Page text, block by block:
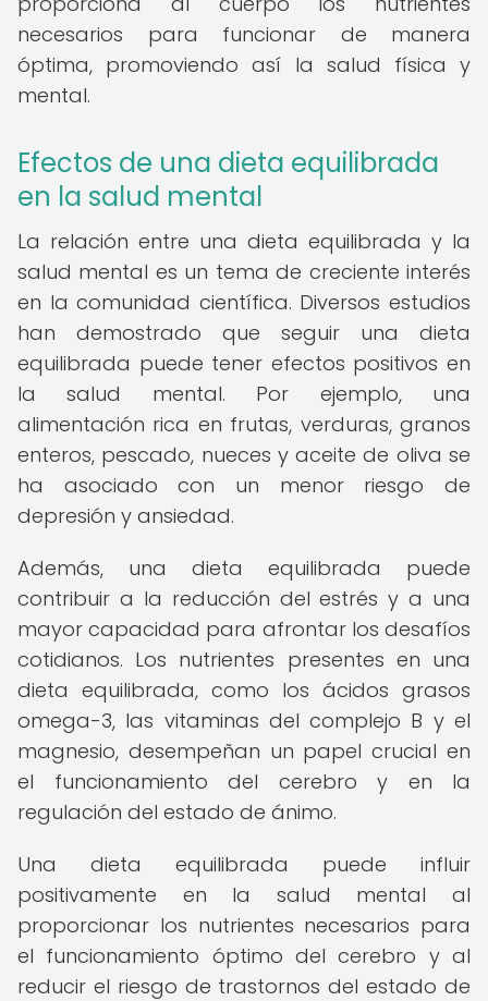
necesarios para funcionar de manera
óptima, promoviendo así la salud física y
mental.
Efectos de una dieta equilibrada
en la salud mental
La relación entre una dieta equilibrada y la
salud mental es un tema de creciente interés
en la comunidad científica. Diversos estudios
han demostrado que seguir una dieta
equilibrada puede tener efectos positivos en
la salud mental. Por ejemplo, una
alimentación rica en frutas, verduras, granos
enteros, pescado, nueces y aceite de oliva se
ha asociado con un menor riesgo de
depresión y ansiedad.
Además, una dieta equilibrada puede
contribuir a la reducción del estrés y a una
mayor capacidad para afrontar los desafíos
cotidianos. Los nutrientes presentes en una
dieta equilibrada, como los ácidos grasos
omega-3, las vitaminas del complejo B y el
magnesio, desempeñan un papel crucial en
el funcionamiento del cerebro y en la
regulación del estado de ánimo.
Una dieta equilibrada puede influir
positivamente en la salud mental al
proporcionar los nutrientes necesarios para
el funcionamiento óptimo del cerebro y al
reducir el riesgo de trastornos del estado de